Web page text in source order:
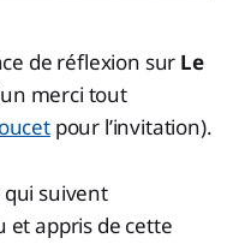
de réflexion sur Le
merci tout
pour l’invitation).
qui suivent
et appris de cette